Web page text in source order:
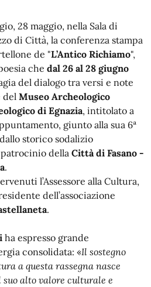
28 maggio, nella Sala di
di Città, la conferenza stampa
de "L’Antico Richiamo",
che dal 26 al 28 giugno
del dialogo tra versi e note
del Museo Archeologico
di Egnazia, intitolato a
giunto alla sua 6ª
storico sodalizio
della Città di Fasano -
.
l’Assessore alla Cultura,
dell’associazione
.
ha espresso grande
consolidata: «Il sostegno
a questa rassegna nasce
alto valore culturale e